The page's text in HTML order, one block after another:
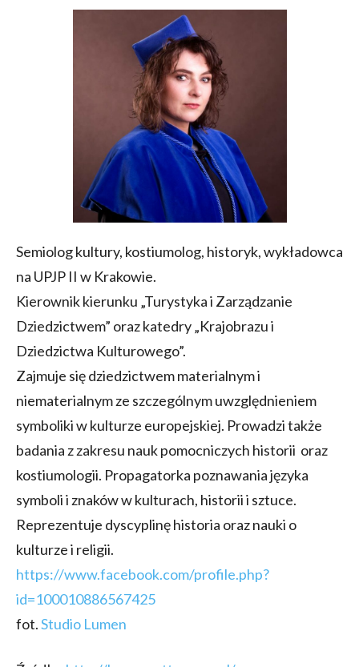
Semiolog kultury, kostiumolog, historyk, wykładowca
na UPJP II w Krakowie.
Kierownik kierunku „Turystyka i Zarządzanie
Dziedzictwem” oraz katedry „Krajobrazu i
Dziedzictwa Kulturowego”.
Zajmuje się dziedzictwem materialnym i
niematerialnym ze szczególnym uwzględnieniem
symboliki w kulturze europejskiej. Prowadzi także
badania z zakresu nauk pomocniczych historii oraz
kostiumologii. Propagatorka poznawania języka
symboli i znaków w kulturach, historii i sztuce.
Reprezentuje dyscyplinę historia oraz nauki o
kulturze i religii.
https://www.facebook.com/profile.php?
id=100010886567425
fot.Studio Lumen